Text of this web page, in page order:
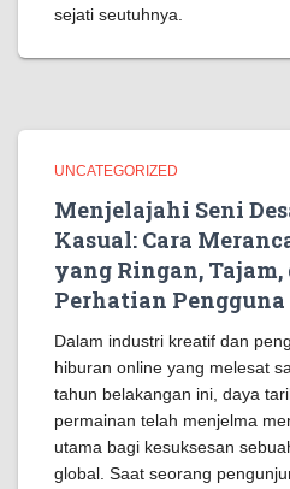
sejati seutuhnya.
UNCATEGORIZED
Menjelajahi Seni
Kasual: Cara
yang Ringan,
Perhatian Pengguna
Dalam industri kreatif dan
hiburan online yang melesat
tahun belakangan ini, daya
permainan telah menjelma
utama bagi kesuksesan
global. Saat seorang